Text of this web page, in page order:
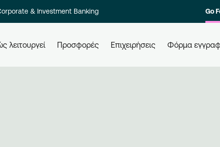
& Investment Banking Go
λειτουργεί Προσφορές Επιχειρήσεις Φόρμα